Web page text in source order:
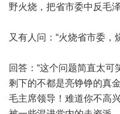
野火烧，把省市委中反毛
又有人问：“火烧省市委，
回答：“这个问题简直太可
剩下的不都是亮铮铮的真
毛主席领导！难道你不高